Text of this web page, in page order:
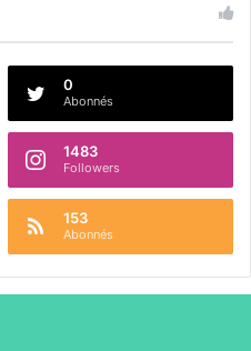
0
Abonnés
1483
Followers
153
Abonnés